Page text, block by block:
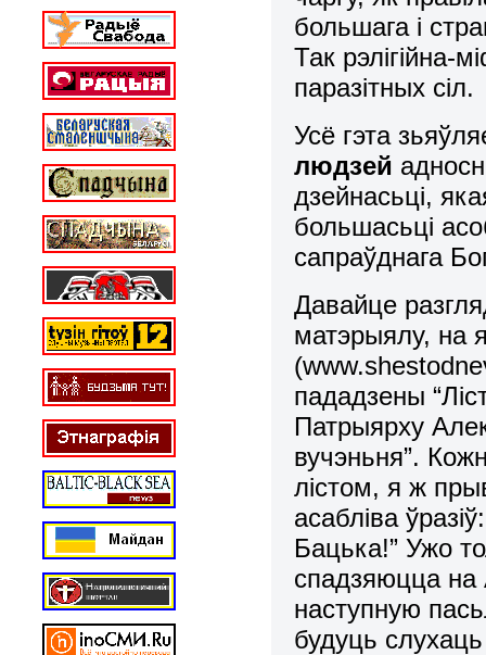
большага і
Так рэлігійна-
паразітных сіл.
Усё гэта
людзей
дзейнасьці,
большасьці
сапраўднага
Давайце
матэрыялу, на
(www.
пададзены
Патрыярху
вучэньня”.
лістом, я ж
асабліва
Бацька!” Ужо
спадзяюцца на
наступную
будуць